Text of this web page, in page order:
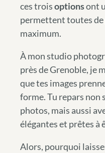
ces troisoptionsont
permettent toutes de
maximum.
À mon studio
près de Grenoble, je
que tes images
forme. Tu repars non
photos, mais aussi
élégantes et prêtes à
Alors, pourquoi